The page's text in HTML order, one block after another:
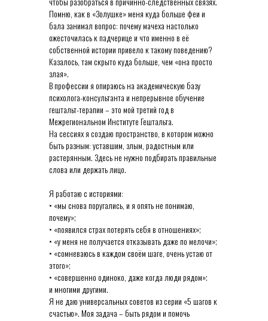
Помню, как в «Золушке» меня куда больше феи и
бала занимал вопрос: почему мачеха настолько
ожесточилась к падчерице и что именно в её
собственной истории привело к такому поведению?
Казалось, там скрыто куда больше, чем «она просто
злая».
В профессии я опираюсь на академическую базу
психолога-консультанта и непрерывное обучение
гештальт-терапии – это мой третий год в
Межрегиональном Институте Гештальта.
На сессиях я создаю пространство, в котором можно
быть разным: уставшим, злым, радостным или
растерянным. Здесь не нужно подбирать правильные
слова или держать лицо.
Я работаю с историями:
• «мы снова поругались, и я опять не понимаю,
почему»;
• «появился страх потерять себя в отношениях»;
• «у меня не получается отказывать даже по мелочи»;
• «сомневаюсь в каждом своём шаге, очень устаю от
этого»;
• «совершенно одиноко, даже когда люди рядом»;
и многими другими.
Я не даю универсальных советов из серии «5 шагов к
счастью». Моя задача – быть рядом и помочь